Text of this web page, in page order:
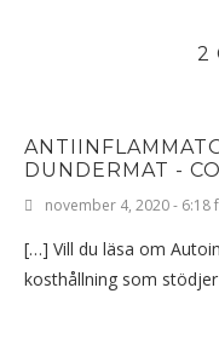
2
DUNDERMAT -
november 4, 2020 - 6:18
[…] Vill du läsa om
kosthållning som